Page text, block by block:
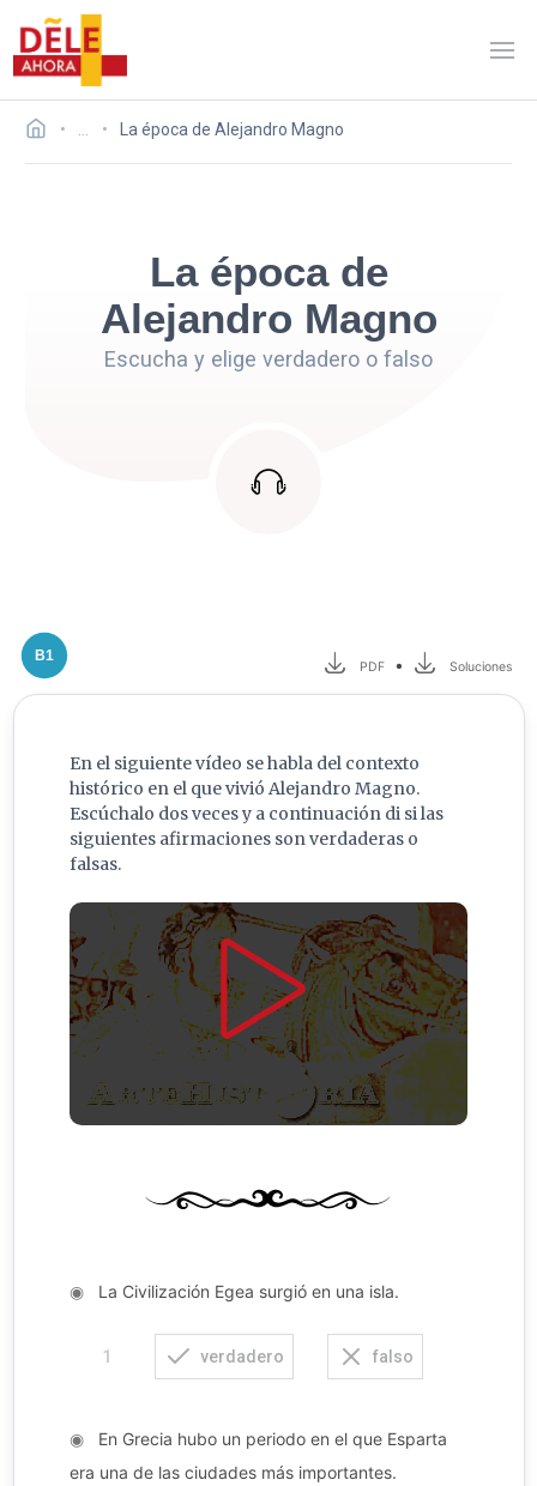
La época de Alejandro Magno
La época de
Alejandro Magno
Escucha y elige verdadero o falso
B1
PDF • Soluciones
En el siguiente vídeo se habla del contexto
histórico en el que vivió Alejandro Magno.
Escúchalo dos veces y a continuación di si las
siguientes afirmaciones son verdaderas o
falsas.
◉La Civilización Egea surgió en una isla.
1 verdadero falso
◉En Grecia hubo un periodo en el que Esparta
era una de las ciudades más importantes.